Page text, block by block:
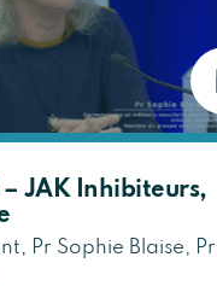
– JAK Inhibiteurs,
Pr Sophie Blaise, Pr